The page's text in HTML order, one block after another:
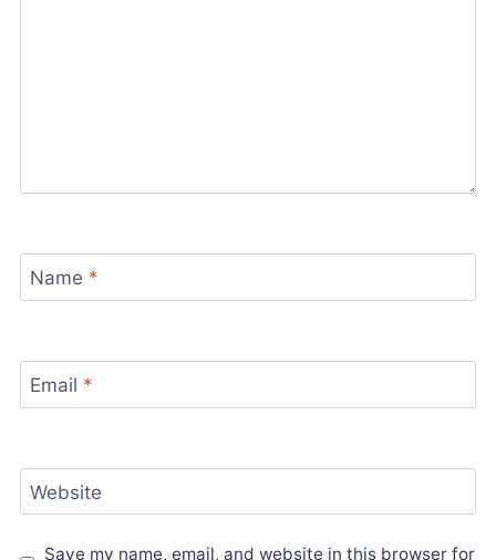
Name *
Email *
Website
Save my name, email, and website in this browser for